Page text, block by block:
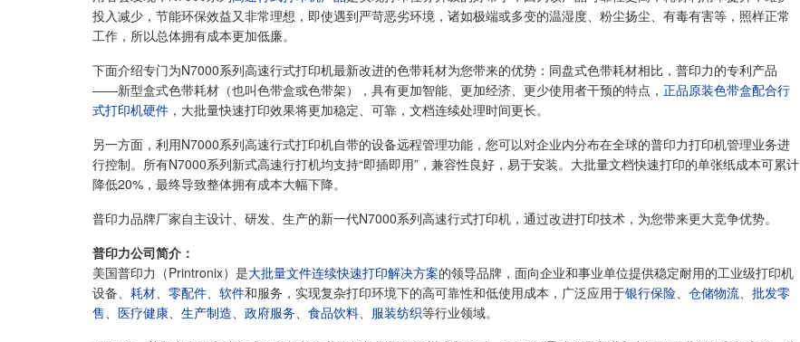
投入减少，节能环保效益又非常理想，即使遇到严苛恶劣环境，诸如极端或多变的温湿度、粉尘扬尘、有毒有害等，照样正常
工作，所以总体拥有成本更加低廉。
下面介绍专门为N7000系列高速行式打印机最新改进的色带耗材为您带来的优势：同盘式色带耗材相比，普印力的专利产品
——新型盒式色带耗材（也叫色带盒或色带架），具有更加智能、更加经济、更少使用者干预的特点， 正品原装色带盒配合行
式打印机硬件 ，大批量快速打印效果将更加稳定、可靠，文档连续处理时间更长。
另一方面，利用N7000系列高速行式打印机自带的设备远程管理功能，您可以对企业内分布在全球的普印力打印机管理业务进
行控制。所有N7000系列新式高速行打机均支持“即插即用”，兼容性良好，易于安装。大批量文档快速打印的单张纸成本可累计
降低20%，最终导致整体拥有成本大幅下降。
普印力品牌厂家自主设计、研发、生产的新一代N7000系列高速行式打印机，通过改进打印技术，为您带来更大竞争优势。
普印力公司简介：
美国普印力（Printronix）是大批量文件连续快速打印解决方案的领导品牌，面向企业和事业单位提供稳定耐用的工业级打印机
设备、 耗材、 零配件、 软件和服务，实现复杂打印环境下的高可靠性和低使用成本，广泛应用于银行保险、 仓储物流、 批发零
售、 医疗健康、 生产制造、 政府服务、 食品饮料、 服装纺织等行业领域。